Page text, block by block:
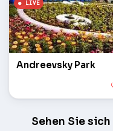
Andreevsky Park
Sehen Sie